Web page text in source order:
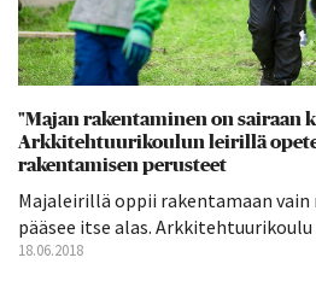
"Majan rakentaminen on sairaan
Arkkitehtuurikoulun leirillä
rakentamisen perusteet
Majaleirillä oppii rakentamaan
pääsee itse alas.
18.06.2018